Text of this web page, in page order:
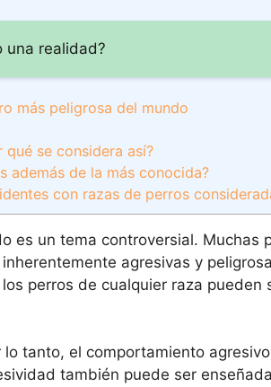
una realidad?
más peligrosa del mundo
se considera así?
además de la más conocida?
con razas de perros
es un tema controversial. Muchas
agresivas y
perros de cualquier raza pueden
tanto, el comportamiento
también puede ser